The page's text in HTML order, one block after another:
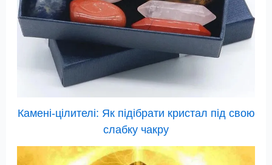
Камені-цілителі: Як підібрати кристал під свою
слабку чакру